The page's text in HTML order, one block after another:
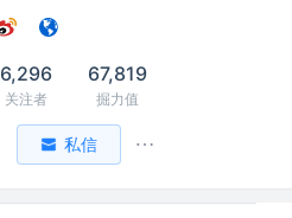
6,296
关注者
67,819
掘力值
私信